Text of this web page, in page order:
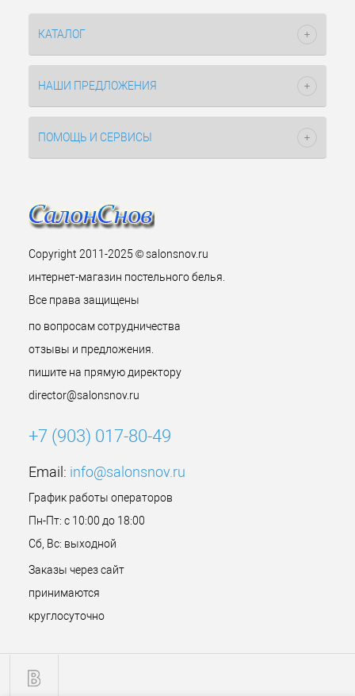
КАТАЛОГ
НАШИ ПРЕДЛОЖЕНИЯ
ПОМОЩЬ И СЕРВИСЫ
Copyright 2011-2025 © salonsnov.ru
интернет-магазин постельного белья.
Все права защищены
по вопросам сотрудничества
отзывы и предложения.
пишите на прямую директору
director@salonsnov.ru
+7 (903) 017-80-49
Email: info@salonsnov.ru
График работы операторов
Пн-Пт: с 10:00 до 18:00
Сб, Вс: выходной
Заказы через сайт
принимаются
круглосуточно